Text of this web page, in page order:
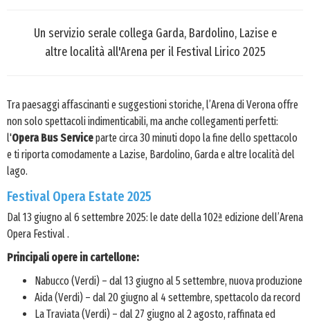
Un servizio serale collega Garda, Bardolino, Lazise e
altre località all'Arena per il Festival Lirico 2025
Tra paesaggi affascinanti e suggestioni storiche, l’Arena di Verona offre
non solo spettacoli indimenticabili, ma anche collegamenti perfetti:
l'Opera Bus Serviceparte circa 30 minuti dopo la fine dello spettacolo
e ti riporta comodamente a Lazise, Bardolino, Garda e altre località del
lago.
Festival Opera Estate 2025
Dal 13 giugno al 6 settembre 2025: le date della 102ª edizione dell’Arena
Opera Festival .
Principali opere in cartellone:
Nabucco (Verdi) – dal 13 giugno al 5 settembre, nuova produzione
Aida (Verdi) – dal 20 giugno al 4 settembre, spettacolo da record
La Traviata (Verdi) – dal 27 giugno al 2 agosto, raffinata ed